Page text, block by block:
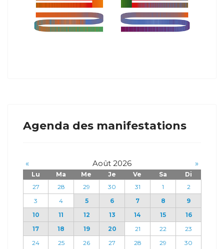
Agenda des manifestations
« Août 2026 »
Lu Ma Me Je Ve Sa
Di
27
28 29 30 31 1
2
3
4 5 6 7 8
9
10
11 12 13 14 15
16
17
18 19 20 21 22
23
24
25 26 27 28 29
30